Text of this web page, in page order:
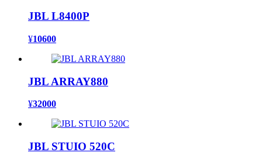
JBL L8400P
¥10600
JBL ARRAY880
¥32000
JBL STUIO 520C